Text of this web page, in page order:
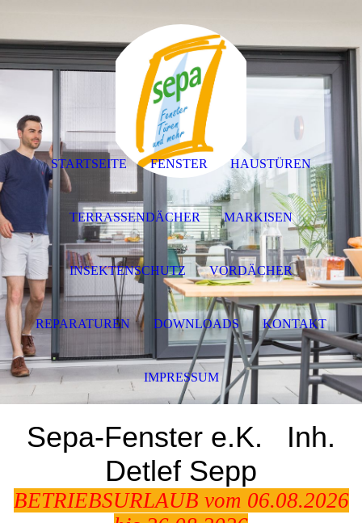
Sepa-Fenster e.K. Inh.
Detlef Sepp
BETRIEBSURLAUB vom 06.08.2026
STARTSEITE FENSTER HAUSTÜREN
TERRASSENDÄCHER MARKISEN
INSEKTENSCHUTZ VORDÄCHER
REPARATUREN DOWNLOADS KONTAKT
IMPRESSUM